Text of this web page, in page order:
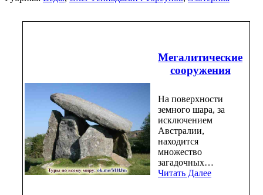
Мегалитические
сооружения
На поверхности
земного шара, за
исключением
Австралии,
находится
множество
загадочных…
Читать Далее